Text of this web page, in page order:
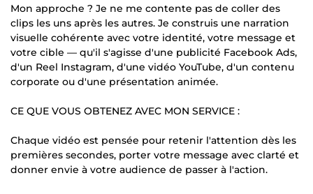
Mon approche ? Je ne me contente pas de coller des
clips les uns après les autres. Je construis une narration
visuelle cohérente avec votre identité, votre message et
votre cible — qu'il s'agisse d'une publicité Facebook Ads,
d'un Reel Instagram, d'une vidéo YouTube, d'un contenu
corporate ou d'une présentation animée.
CE QUE VOUS OBTENEZ AVEC MON SERVICE :
Chaque vidéo est pensée pour retenir l'attention dès les
premières secondes, porter votre message avec clarté et
donner envie à votre audience de passer à l'action.